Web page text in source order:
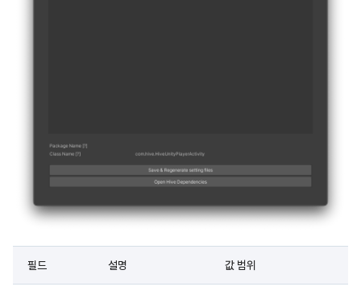
필드 설명 값 범위